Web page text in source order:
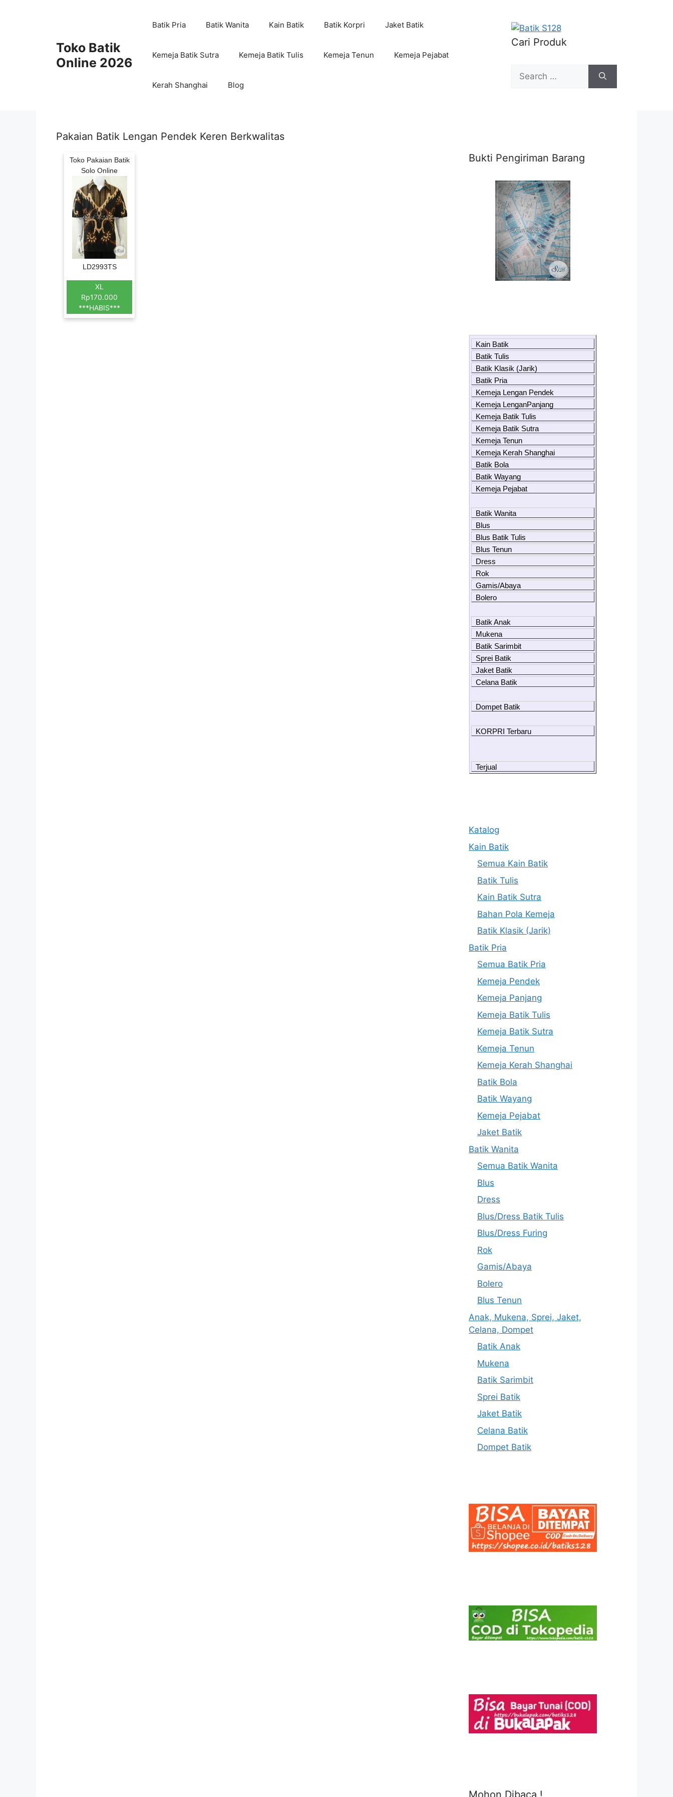
Toko Batik
Online 2026
Batik Pria Batik Wanita Kain Batik Batik Korpri Jaket Batik
Kemeja Batik Sutra Kemeja Batik Tulis Kemeja Tenun Kemeja Pejabat
Kerah Shanghai Blog
Cari Produk
Search
for:
Pakaian Batik Lengan Pendek Keren Berkwalitas
Toko Pakaian Batik
Solo Online
LD2993TS
XL
Rp170.000
***HABIS***
Bukti Pengiriman Barang
Kain Batik
Batik Tulis
Batik Klasik (Jarik)
Batik Pria
Kemeja Lengan Pendek
Kemeja LenganPanjang
Kemeja Batik Tulis
Kemeja Batik Sutra
Kemeja Tenun
Kemeja Kerah Shanghai
Batik Bola
Batik Wayang
Kemeja Pejabat
Batik Wanita
Blus
Blus Batik Tulis
Blus Tenun
Dress
Rok
Gamis/Abaya
Bolero
Batik Anak
Mukena
Batik Sarimbit
Sprei Batik
Jaket Batik
Celana Batik
Dompet Batik
KORPRI Terbaru
Terjual
Katalog
Kain Batik
Semua Kain Batik
Batik Tulis
Kain Batik Sutra
Bahan Pola Kemeja
Batik Klasik (Jarik)
Batik Pria
Semua Batik Pria
Kemeja Pendek
Kemeja Panjang
Kemeja Batik Tulis
Kemeja Batik Sutra
Kemeja Tenun
Kemeja Kerah Shanghai
Batik Bola
Batik Wayang
Kemeja Pejabat
Jaket Batik
Batik Wanita
Semua Batik Wanita
Blus
Dress
Blus/Dress Batik Tulis
Blus/Dress Furing
Rok
Gamis/Abaya
Bolero
Blus Tenun
Anak, Mukena, Sprei, Jaket,
Celana, Dompet
Batik Anak
Mukena
Batik Sarimbit
Sprei Batik
Jaket Batik
Celana Batik
Dompet Batik
Mohon Dibaca !